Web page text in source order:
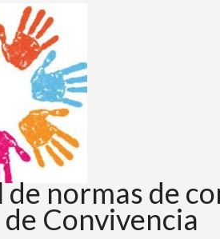
normas de
Convivencia